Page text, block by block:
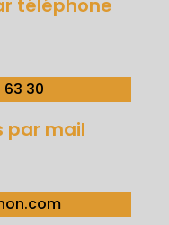
téléphone
30
par mail